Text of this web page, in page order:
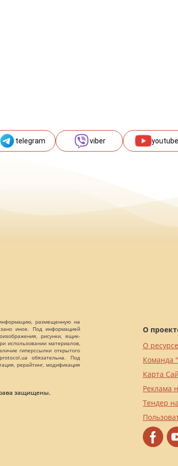
telegram viber youtube
размещенную на
иное. Под информацией
рисунки, ящик-
использовании материалов,
гиперссылки открытого
обязательна. Под
рерайтинг, модификация
защищены.
О
О
Команда
Карта
Реклама
Тендер